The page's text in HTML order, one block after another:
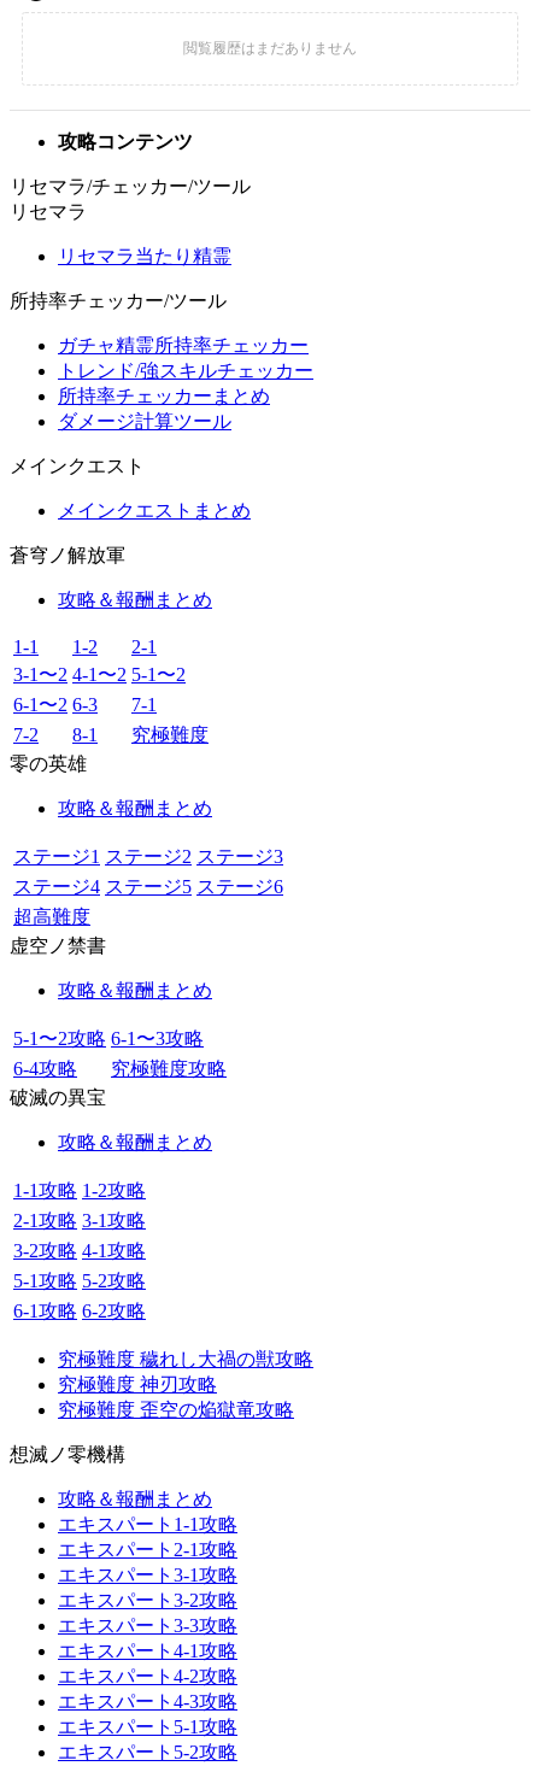
攻略コンテンツ
リセマラ/チェッカー/ツール
リセマラ
リセマラ当たり精霊
所持率チェッカー/ツール
ガチャ精霊所持率チェッカー
トレンド/強スキルチェッカー
所持率チェッカーまとめ
ダメージ計算ツール
メインクエスト
メインクエストまとめ
蒼穹ノ解放軍
攻略＆報酬まとめ
1-1 1-2
2-1
3-1〜2 4-1〜2 5-1〜2
6-1〜2 6-3
7-1
7-2
8-1
究極難度
零の英雄
攻略＆報酬まとめ
ステージ1 ステージ2 ステージ3
ステージ4 ステージ5 ステージ6
超高難度
虚空ノ禁書
攻略＆報酬まとめ
5-1〜2攻略 6-1〜3攻略
6-4攻略
究極難度攻略
破滅の異宝
攻略＆報酬まとめ
1-1攻略 1-2攻略
2-1攻略 3-1攻略
3-2攻略 4-1攻略
5-1攻略 5-2攻略
6-1攻略 6-2攻略
究極難度 穢れし大禍の獣攻略
究極難度 神刃攻略
究極難度 歪空の焔獄竜攻略
想滅ノ零機構
攻略＆報酬まとめ
エキスパート1-1攻略
エキスパート2-1攻略
エキスパート3-1攻略
エキスパート3-2攻略
エキスパート3-3攻略
エキスパート4-1攻略
エキスパート4-2攻略
エキスパート4-3攻略
エキスパート5-1攻略
エキスパート5-2攻略